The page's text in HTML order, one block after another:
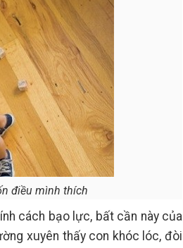
điều mình thích
cách bạo lực, bất cần này của
xuyên thấy con khóc lóc, đòi